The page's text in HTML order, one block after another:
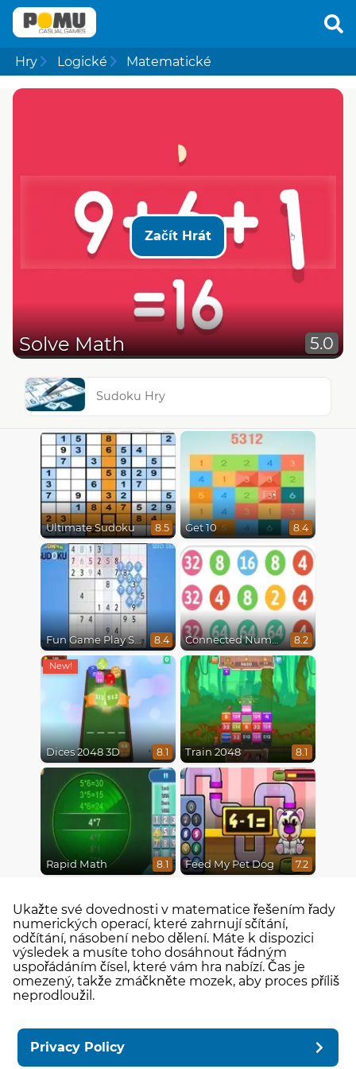
Hry Logické Matematické
Začít Hrát
Solve Math 5.0
Sudoku Hry
Ultimate Sudoku 8.5 Get 10 8.4
Fun Game Play Sudoku 8.4 Connected Numbers 8.2
Dices 2048 3D 8.1 Train 2048 8.1
Rapid Math 8.1 Feed My Pet Dog 7.2
Ukažte své dovednosti v matematice řešením řady
numerických operací, které zahrnují sčítání,
odčítání, násobení nebo dělení. Máte k dispozici
výsledek a musíte toho dosáhnout řádným
uspořádáním čísel, které vám hra nabízí. Čas je
omezený, takže zmáčkněte mozek, aby proces příliš
neprodloužil.
Privacy Policy